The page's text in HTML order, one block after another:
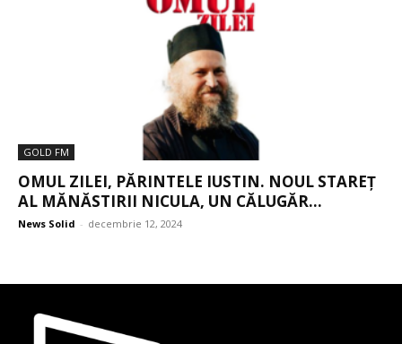
GOLD FM
OMUL ZILEI, PĂRINTELE IUSTIN. NOUL STAREȚ
AL MĂNĂSTIRII NICULA, UN CĂLUGĂR...
News Solid - decembrie 12, 2024